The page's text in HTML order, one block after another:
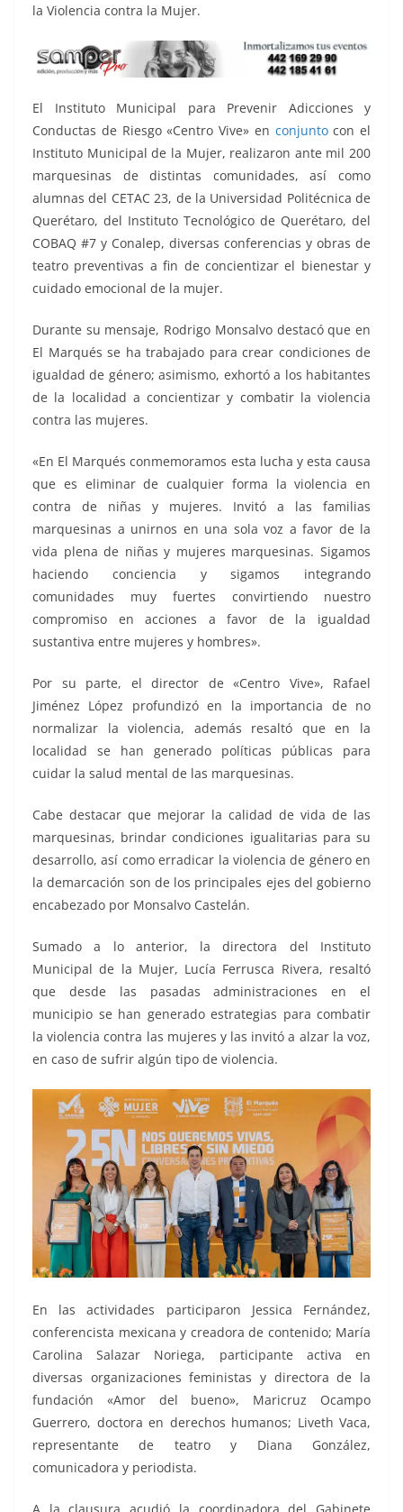
la Violencia contra la Mujer.
El Instituto Municipal para Prevenir Adicciones y
Conductas de Riesgo «Centro Vive» en conjuntocon el
Instituto Municipal de la Mujer, realizaron ante mil 200
marquesinas de distintas comunidades, así como
alumnas del CETAC 23, de la Universidad Politécnica de
Querétaro, del Instituto Tecnológico de Querétaro, del
COBAQ #7 y Conalep, diversas conferencias y obras de
teatro preventivas a fin de concientizar el bienestar y
cuidado emocional de la mujer.
Durante su mensaje, Rodrigo Monsalvo destacó que en
El Marqués se ha trabajado para crear condiciones de
igualdad de género; asimismo, exhortó a los habitantes
de la localidad a concientizar y combatir la violencia
contra las mujeres.
«En El Marqués conmemoramos esta lucha y esta causa
que es eliminar de cualquier forma la violencia en
contra de niñas y mujeres. Invitó a las familias
marquesinas a unirnos en una sola voz a favor de la
vida plena de niñas y mujeres marquesinas. Sigamos
haciendo conciencia y sigamos integrando
comunidades muy fuertes convirtiendo nuestro
compromiso en acciones a favor de la igualdad
sustantiva entre mujeres y hombres».
Por su parte, el director de «Centro Vive», Rafael
Jiménez López profundizó en la importancia de no
normalizar la violencia, además resaltó que en la
localidad se han generado políticas públicas para
cuidar la salud mental de las marquesinas.
Cabe destacar que mejorar la calidad de vida de las
marquesinas, brindar condiciones igualitarias para su
desarrollo, así como erradicar la violencia de género en
la demarcación son de los principales ejes del gobierno
encabezado por Monsalvo Castelán.
Sumado a lo anterior, la directora del Instituto
Municipal de la Mujer, Lucía Ferrusca Rivera, resaltó
que desde las pasadas administraciones en el
municipio se han generado estrategias para combatir
la violencia contra las mujeres y las invitó a alzar la voz,
en caso de sufrir algún tipo de violencia.
En las actividades participaron Jessica Fernández,
conferencista mexicana y creadora de contenido; María
Carolina Salazar Noriega, participante activa en
diversas organizaciones feministas y directora de la
fundación «Amor del bueno», Maricruz Ocampo
Guerrero, doctora en derechos humanos; Liveth Vaca,
representante de teatro y Diana González,
comunicadora y periodista.
A la clausura acudió la coordinadora del Gabinete